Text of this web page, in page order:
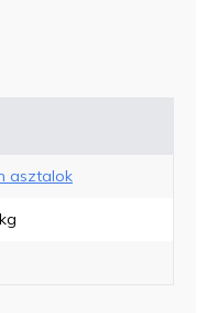
asztalok